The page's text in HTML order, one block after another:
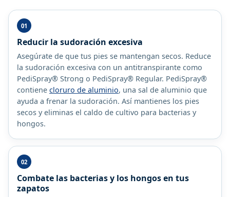
Reducir la sudoración excesiva
Asegúrate de que tus pies se mantengan secos. Reduce
la sudoración excesiva con un antitranspirante como
PediSpray® Strong o PediSpray® Regular. PediSpray®
contiene cloruro de aluminio, una sal de aluminio que
ayuda a frenar la sudoración. Así mantienes los pies
secos y eliminas el caldo de cultivo para bacterias y
hongos.
Combate las bacterias y los hongos en tus
zapatos